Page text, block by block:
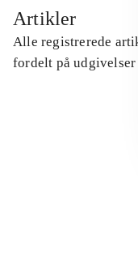
Artikler
Alle registrerede
fordelt på udgivelser